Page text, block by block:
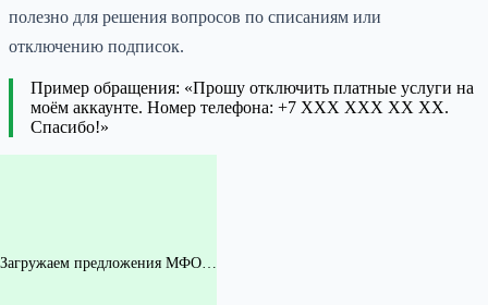
полезно для решения вопросов по списаниям или
отключению подписок.
Пример обращения: «Прошу отключить платные услуги на
моём аккаунте. Номер телефона: +7 XXX XXX XX XX.
Спасибо!»
Загружаем предложения МФО…